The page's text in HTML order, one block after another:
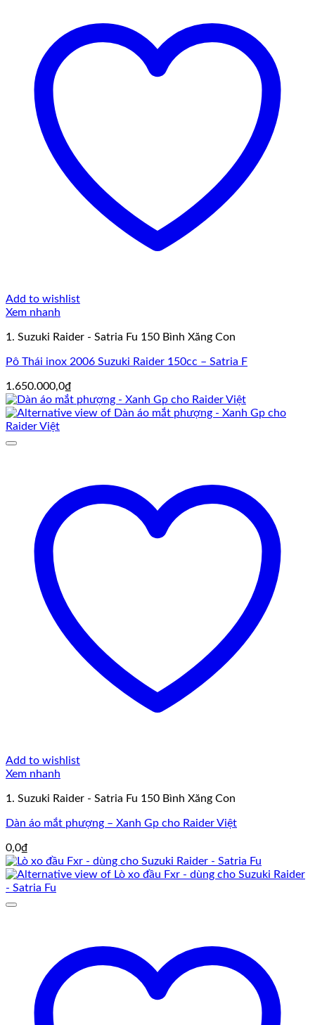
Add to wishlist
Xem nhanh
1. Suzuki Raider - Satria Fu 150 Bình Xăng Con
Pô Thái inox 2006 Suzuki Raider 150cc – Satria F
1.650.000,0₫
Add to wishlist
Xem nhanh
1. Suzuki Raider - Satria Fu 150 Bình Xăng Con
Dàn áo mắt phượng – Xanh Gp cho Raider Việt
0,0₫